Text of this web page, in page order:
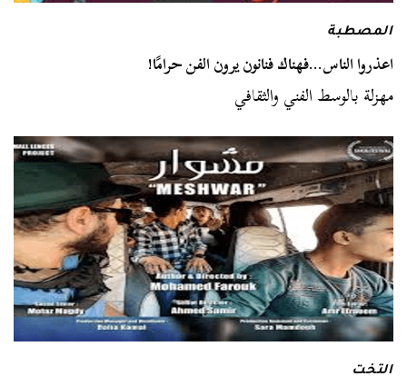
المصطبة
اعذروا الناس…فهناك فنانون يرون الفن حرامًا!
مهزلة بالوسط الفني والثقافي
التخت